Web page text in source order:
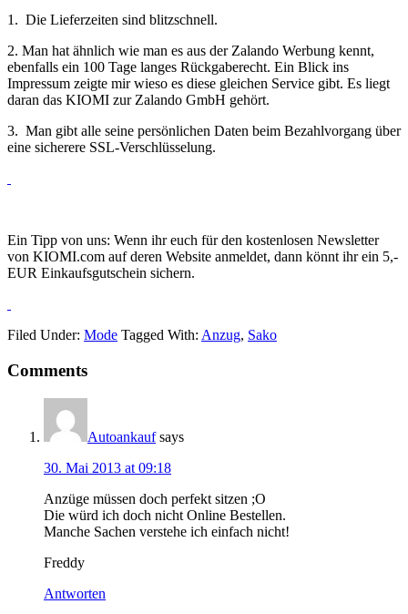
1. Die Lieferzeiten sind blitzschnell.
2. Man hat ähnlich wie man es aus der Zalando Werbung kennt,
ebenfalls ein 100 Tage langes Rückgaberecht. Ein Blick ins
Impressum zeigte mir wieso es diese gleichen Service gibt. Es liegt
daran das KIOMI zur Zalando GmbH gehört.
3. Man gibt alle seine persönlichen Daten beim Bezahlvorgang über
eine sicherere SSL-Verschlüsselung.
Ein Tipp von uns: Wenn ihr euch für den kostenlosen Newsletter
von KIOMI.com auf deren Website anmeldet, dann könnt ihr ein 5,-
EUR Einkaufsgutschein sichern.
Filed Under: Mode Tagged With: Anzug, Sako
Reader
Interactions
Comments
Autoankauf says
30. Mai 2013 at 09:18
Anzüge müssen doch perfekt sitzen ;O
Die würd ich doch nicht Online Bestellen.
Manche Sachen verstehe ich einfach nicht!
Freddy
Antworten